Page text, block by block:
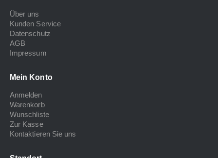
Über uns
Kunden Service
Datenschutz
AGB
Impressum
Mein Konto
Anmelden
Warenkorb
Wunschliste
Zur Kasse
Kontaktieren Sie uns